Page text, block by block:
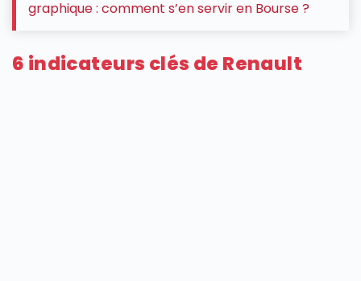
graphique : comment s’en servir en Bourse ?
6 indicateurs clés de Renault